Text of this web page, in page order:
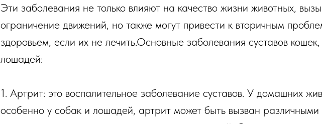
Эти заболевания не только влияют на качество жизни животных,
ограничение движений, но также могут привести к вторичным
здоровьем, если их не лечить.Основные заболевания суставов
лошадей:
1. Артрит: это воспалительное заболевание суставов. У домашних
особенно у собак и лошадей, артрит может быть вызван